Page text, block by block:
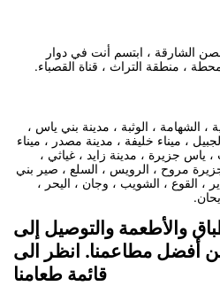
الشارقة ، ابتسم أنت في دوار
، منطقة التراث ، قناة القصباء.
، الشهامة ، الوثبة ، مدينة بني ياس ،
، ميناء خليفة ، مدينة مصدر ، ميناء
ياس جزيرة ، مدينة زايد ، غياثي ،
مروح ، الرويس ، السلع ، صير بني
، القوع ، الشويب ، وجان ، اليحر ،
والأطعمة والتوصيل إلى
أفضل مطاعمنا. انظر الى
قائمة طعامنا